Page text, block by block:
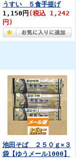
うすい ５食手提げ
1,150円 (税込 1,242
円)
池田そば ２５０ｇ×３
袋【ゆうメール1000】